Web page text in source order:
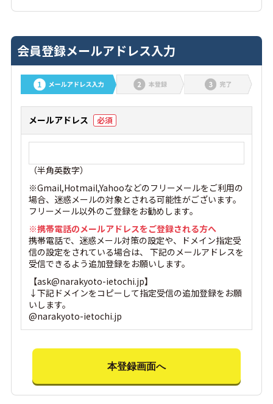
会員登録メールアドレス入力
メールアドレス 必須
（半角英数字）
※Gmail,Hotmail,Yahooなどのフリーメールをご利用の
場合、迷惑メールの対象とされる可能性がございます。
フリーメール以外のご登録をお勧めします。
※携帯電話のメールアドレスをご登録される方へ
携帯電話で、迷惑メール対策の設定や、ドメイン指定受
信の設定をされている場合は、 下記のメールアドレスを
受信できるよう追加登録をお願いします。
【ask@narakyoto-ietochi.jp】
↓下記ドメインをコピーして指定受信の追加登録をお願
いします。
@narakyoto-ietochi.jp